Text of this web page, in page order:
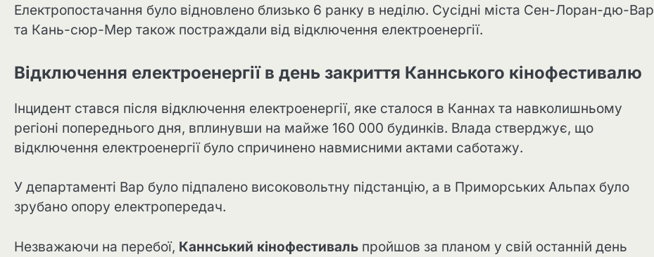
Електропостачання було відновлено близько 6 ранку в неділю. Сусідні міста Сен-Лоран-дю-Вар
та Кань-сюр-Мер також постраждали від відключення електроенергії.
Відключення електроенергії в день закриття Каннського кінофестивалю
Інцидент стався після відключення електроенергії, яке сталося в Каннах та навколишньому
регіоні попереднього дня, вплинувши на майже 160 000 будинків. Влада стверджує, що
відключення електроенергії було спричинено навмисними актами саботажу.
У департаменті Вар було підпалено високовольтну підстанцію, а в Приморських Альпах було
зрубано опору електропередач.
Незважаючи на перебої, Каннський кінофестиваль пройшов за планом у свій останній день